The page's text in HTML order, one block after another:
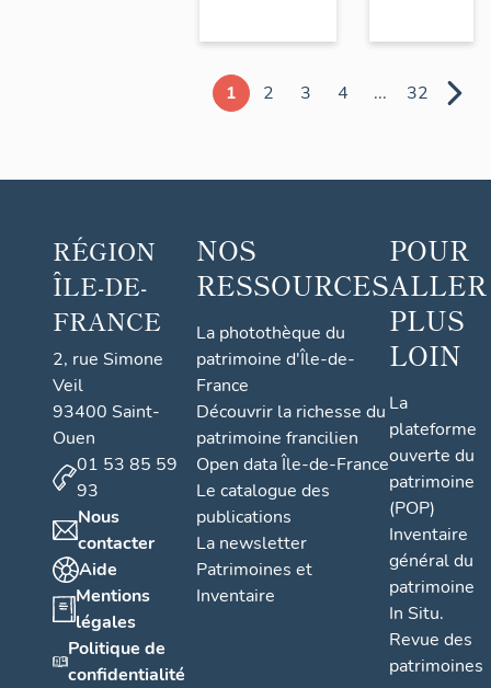
1 2 3 4 ... 32
RÉGION
ÎLE-DE-
FRANCE
2, rue Simone
Veil
93400 Saint-
Ouen
01 53 85 59
93
Nous
contacter
Aide
Mentions
légales
Politique de
confidentialité
NOS
RESSOURCES
La photothèque du
patrimoine d'Île-de-
France
Découvrir la richesse du
patrimoine francilien
Open data Île-de-France
Le catalogue des
publications
La newsletter
Patrimoines et
Inventaire
POUR
ALLER
PLUS
LOIN
La
plateforme
ouverte du
patrimoine
(POP)
Inventaire
général du
patrimoine
In Situ.
Revue des
patrimoines